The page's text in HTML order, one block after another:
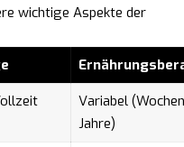
wichtige Aspekte der
Variabel
Jahre)